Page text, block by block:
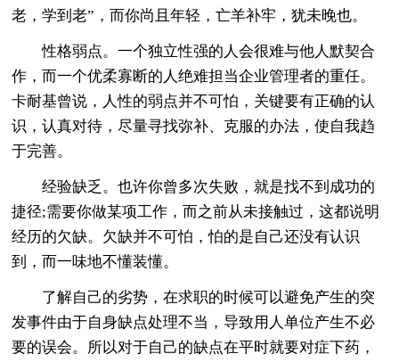
老，学到老”，而你尚且年轻，亡羊补牢，犹未晚也。
性格弱点。一个独立性强的人会很难与他人默契合
作，而一个优柔寡断的人绝难担当企业管理者的重任。
卡耐基曾说，人性的弱点并不可怕，关键要有正确的认
识，认真对待，尽量寻找弥补、克服的办法，使自我趋
于完善。
经验缺乏。也许你曾多次失败，就是找不到成功的
捷径;需要你做某项工作，而之前从未接触过，这都说明
经历的欠缺。欠缺并不可怕，怕的是自己还没有认识
到，而一味地不懂装懂。
了解自己的劣势，在求职的时候可以避免产生的突
发事件由于自身缺点处理不当，导致用人单位产生不必
要的误会。所以对于自己的缺点在平时就要对症下药，